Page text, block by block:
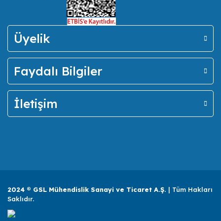
Üyelik
Faydalı Bilgiler
İletişim
2024 ® GSL Mühendislik Sanayi ve Ticaret A.Ş. | Tüm Hakları
Saklıdır.